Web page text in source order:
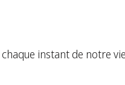
instant de notre